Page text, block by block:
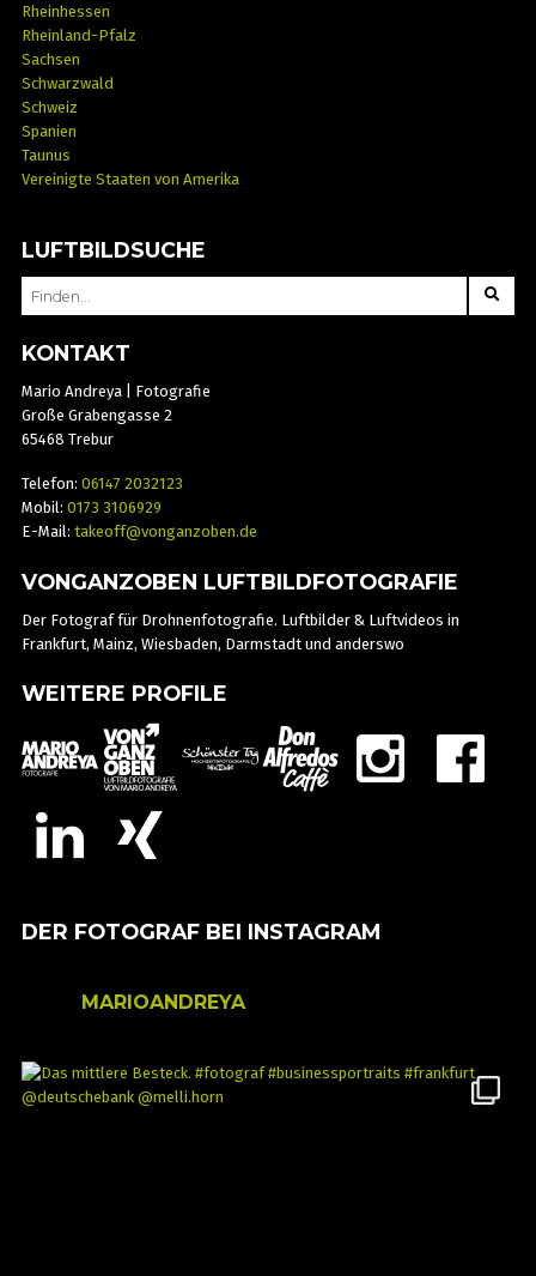
Rheinhessen
Rheinland-Pfalz
Sachsen
Schwarzwald
Schweiz
Spanien
Taunus
Vereinigte Staaten von Amerika
LUFTBILDSUCHE
SEARCH
KONTAKT
Mario Andreya | Fotografie
Große Grabengasse 2
65468 Trebur
Telefon: 06147 2032123
Mobil: 0173 3106929
E-Mail: takeoff@vonganzoben.de
VONGANZOBEN LUFTBILDFOTOGRAFIE
Der Fotograf für Drohnenfotografie. Luftbilder & Luftvideos in
Frankfurt, Mainz, Wiesbaden, Darmstadt und anderswo
WEITERE PROFILE
DER FOTOGRAF BEI INSTAGRAM
MARIOANDREYA